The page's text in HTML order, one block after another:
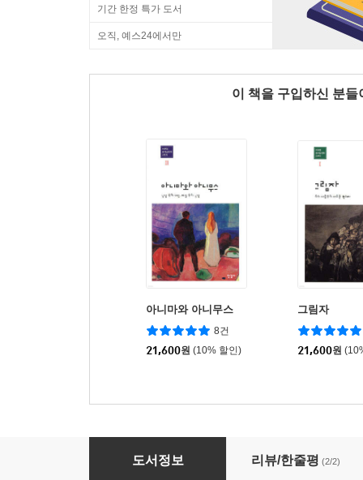
기간 한정 특가 도서
오직, 예스24에서만
이 책을 구입하신 분
아니마와 아니무스
8건
21,600원 (10% 할인)
그림자
21,600원
자기와 자기실현
도서정보 리뷰/한줄평 (2/2)